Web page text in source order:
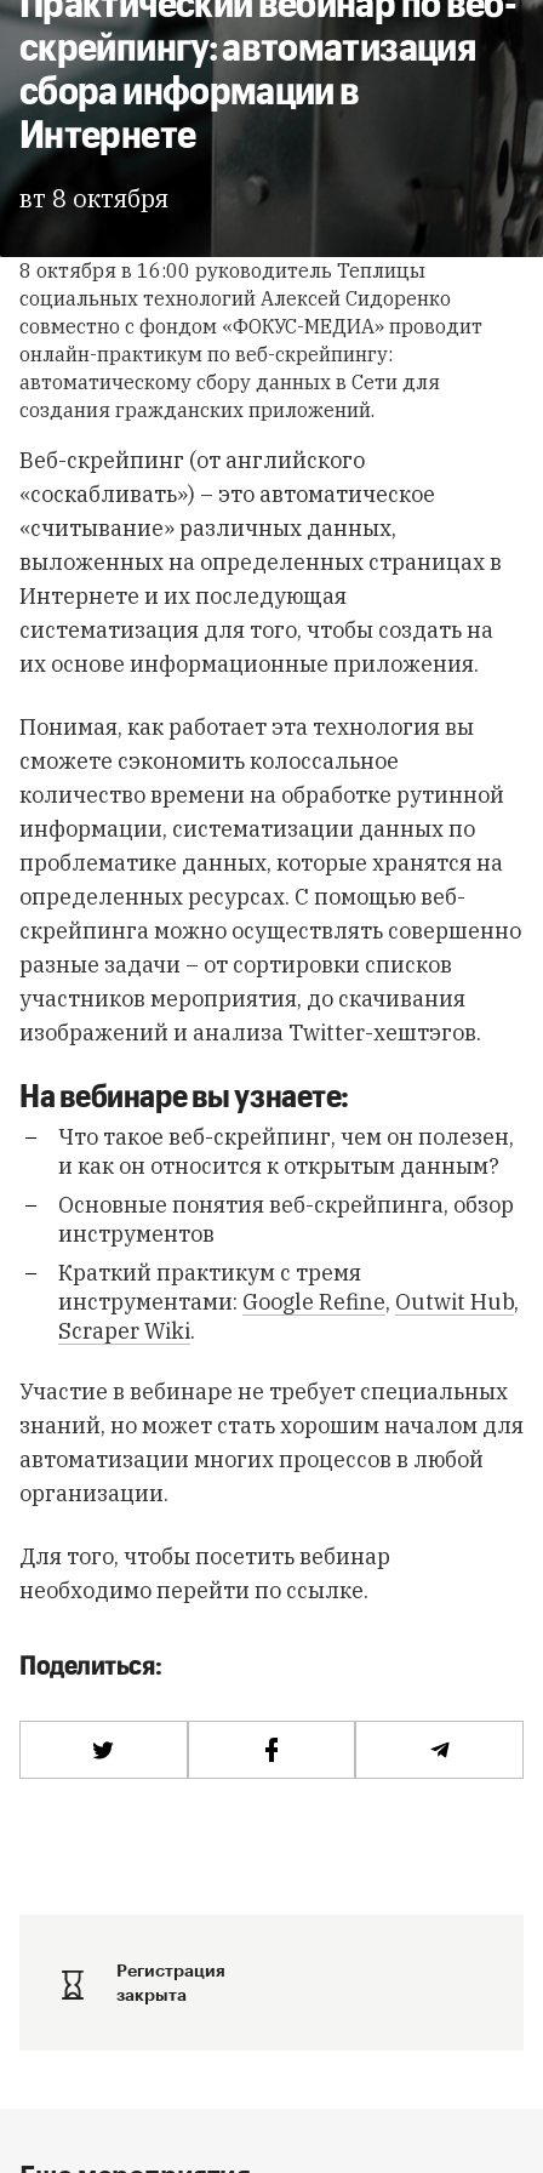
скрейпингу: автоматизация
сбора информации в
Интернете
вт 8 октября
Регистрация
закрыта
8 октября в 16:00 руководитель Теплицы
социальных технологий Алексей Сидоренко
совместно с фондом «ФОКУС-МЕДИА» проводит
онлайн-практикум по веб-скрейпингу:
автоматическому сбору данных в Сети для
создания гражданских приложений.
Веб-скрейпинг (от английского
«соскабливать») – это автоматическое
«считывание» различных данных,
выложенных на определенных страницах в
Интернете и их последующая
систематизация для того, чтобы создать на
их основе информационные приложения.
Понимая, как работает эта технология вы
сможете сэкономить колоссальное
количество времени на обработке рутинной
информации, систематизации данных по
проблематике данных, которые хранятся на
определенных ресурсах. С помощью веб-
скрейпинга можно осуществлять совершенно
разные задачи – от сортировки списков
участников мероприятия, до скачивания
изображений и анализа Twitter-хештэгов.
На вебинаре вы узнаете:
Что такое веб-скрейпинг, чем он полезен,
и как он относится к открытым данным?
Основные понятия веб-скрейпинга, обзор
инструментов
Краткий практикум с тремя
инструментами: Google Refine, Outwit Hub,
Scraper Wiki.
Участие в вебинаре не требует специальных
знаний, но может стать хорошим началом для
автоматизации многих процессов в любой
организации.
Для того, чтобы посетить вебинар
необходимо перейти по ссылке.
Поделиться: